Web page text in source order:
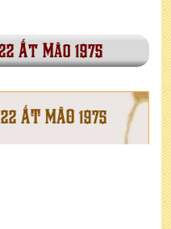
Ất Mão 1975
ẤT MÃO 1975